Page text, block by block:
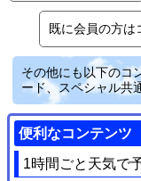
既に会員の方は
その他にも以下のコ
ード、スペシャル共
便利なコンテンツ
1時間ごと天気で